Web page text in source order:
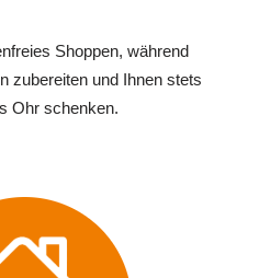
Shoppen, während
zubereiten und Ihnen stets
Ohr schenken.